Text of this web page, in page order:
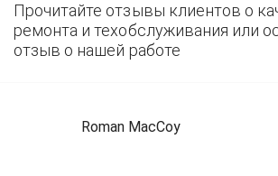
Прочитайте отзывы клиентов о
ремонта и техобслуживания или
отзыв о нашей работе
Roman MacCoy